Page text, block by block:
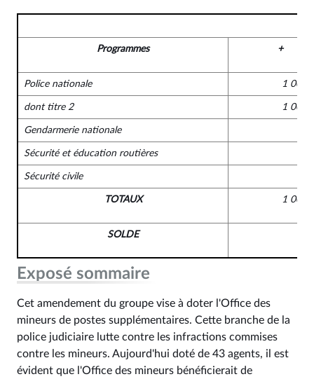
Programmes +
Police nationale 1 000
dont titre 2 1 000
Gendarmerie nationale
Sécurité et éducation routières
Sécurité civile
TOTAUX 1 000
SOLDE
Exposé sommaire
Cet amendement du groupe vise à doter l'Office des
mineurs de postes supplémentaires. Cette branche de la
police judiciaire lutte contre les infractions commises
contre les mineurs. Aujourd'hui doté de 43 agents, il est
évident que l'Office des mineurs bénéficierait de